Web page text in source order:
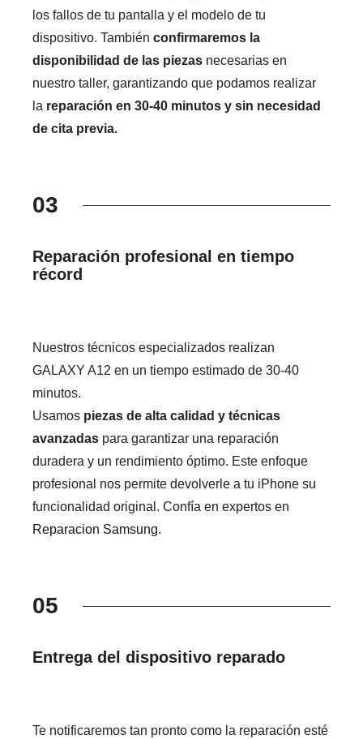
los fallos de tu pantalla y el modelo de tu
dispositivo. Tambiénconfirmaremos la
disponibilidad de las piezas necesarias en
nuestro taller, garantizando que podamos realizar
la reparación en 30-40 minutos y sin necesidad
de cita previa.
03
Reparación profesional en tiempo
récord
Nuestros técnicos especializados realizan
GALAXY A12 en un tiempo estimado de 30-40
minutos.
Usamos piezas de alta calidad y técnicas
avanzadas para garantizar una reparación
duradera y un rendimiento óptimo. Este enfoque
profesional nos permite devolverle a tu iPhone su
funcionalidad original. Confía en expertos en
Reparacion Samsung.
05
Entrega del dispositivo reparado
Te notificaremos tan pronto como la reparación esté